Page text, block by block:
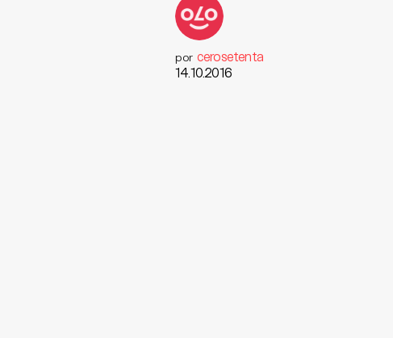
por cerosetenta
14.10.2016